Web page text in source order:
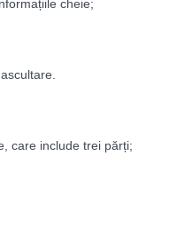
cheie;
care include trei părți;